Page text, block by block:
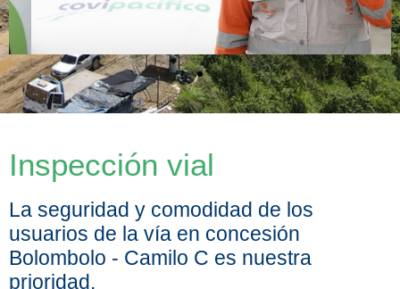
Inspección vial
La seguridad y comodidad de los
usuarios de la vía en concesión
Bolombolo - Camilo C es nuestra
prioridad.